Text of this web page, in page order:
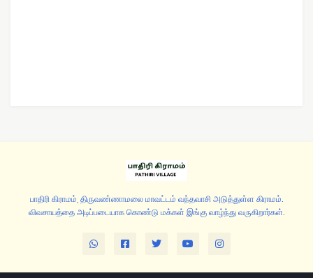
பாதிரி கிராமம், திருவண்ணாமலை மாவட்டம் வந்தவாசி அடுத்துள்ள கிராமம்.
விவசாயத்தை அடிப்படையாக கொண்டு மக்கள் இங்கு வாழ்ந்து வருகிறார்கள்.